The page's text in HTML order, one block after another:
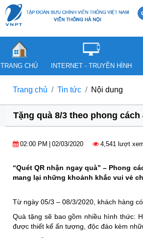
TRANG CHỦ INTERNET - TRUYỀN HÌNH
Trang chủ Tin tức Nội dung
Tặng quà 8/3 theo phong
02:00 PM 02/03/2020 4,541 lượt
“Quét QR nhận ngay quà” – Phong
mang lại những khoảnh khắc vui vẻ
Từ ngày 05/3 – 08/3/2020, khách hàng
Quà tặng sẽ bao gồm nhiều hình thức:
được thiết kế ấn tượng, độc đáo kèm